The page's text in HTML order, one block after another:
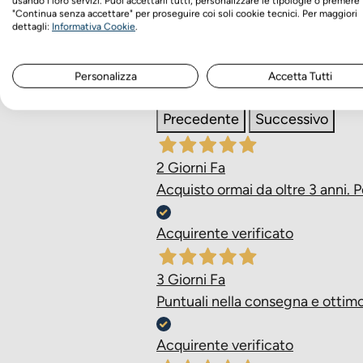
8.185
Le nostre recensioni a 4 e 5 stelle.
Precedente
Successivo
2 Giorni Fa
Acquisto ormai da oltre 3 anni.
Acquirente verificato
3 Giorni Fa
Puntuali nella consegna e
Acquirente verificato
"Continua senza accettare" per proseguire coi soli cookie tecnici. Per maggiori
dettagli: Informativa Cookie.
Personalizza Accetta Tutti